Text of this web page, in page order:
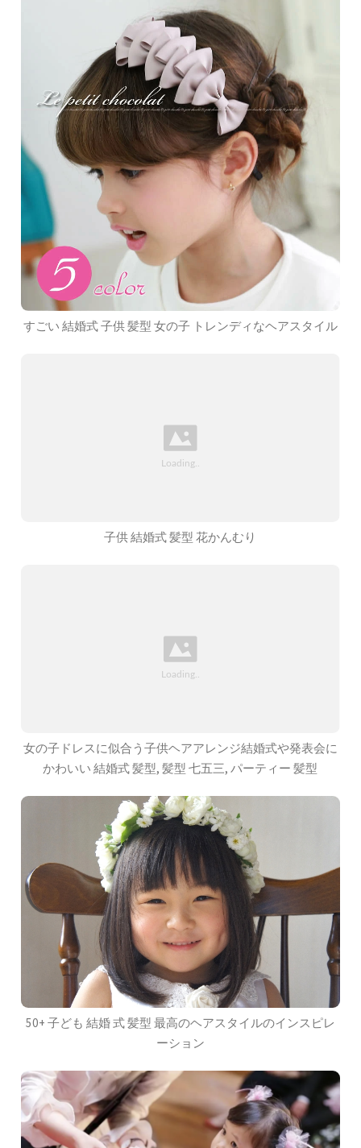
すごい 結婚式 子供 髪型 女の子 トレンディなヘアスタイル
子供 結婚式 髪型 花かんむり
女の子ドレスに似合う子供ヘアアレンジ結婚式や発表会に
かわいい 結婚式 髪型, 髪型 七五三, パーティー 髪型
50+ 子ども 結婚 式 髪型 最高のヘアスタイルのインスピレ
ーション